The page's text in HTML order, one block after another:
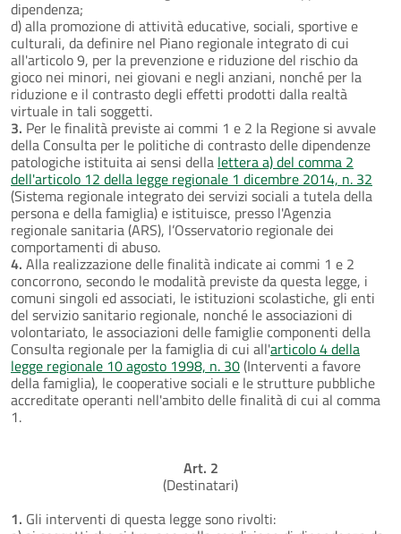
dipendenza;
d) alla promozione di attività educative, sociali, sportive e
culturali, da definire nel Piano regionale integrato di cui
all'articolo 9, per la prevenzione e riduzione del rischio da
gioco nei minori, nei giovani e negli anziani, nonché per la
riduzione e il contrasto degli effetti prodotti dalla realtà
virtuale in tali soggetti.
3. Per le finalità previste ai commi 1 e 2 la Regione si avvale
della Consulta per le politiche di contrasto delle dipendenze
patologiche istituita ai sensi della lettera a) del comma 2
dell'articolo 12 della legge regionale 1 dicembre 2014, n. 32
(Sistema regionale integrato dei servizi sociali a tutela della
persona e della famiglia) e istituisce, presso l'Agenzia
regionale sanitaria (ARS), l’Osservatorio regionale dei
comportamenti di abuso.
4. Alla realizzazione delle finalità indicate ai commi 1 e 2
concorrono, secondo le modalità previste da questa legge, i
comuni singoli ed associati, le istituzioni scolastiche, gli enti
del servizio sanitario regionale, nonché le associazioni di
volontariato, le associazioni delle famiglie componenti della
Consulta regionale per la famiglia di cui all'articolo 4 della
legge regionale 10 agosto 1998, n. 30(Interventi a favore
della famiglia), le cooperative sociali e le strutture pubbliche
accreditate operanti nell'ambito delle finalità di cui al comma
1.
Art. 2
(Destinatari)
1. Gli interventi di questa legge sono rivolti: